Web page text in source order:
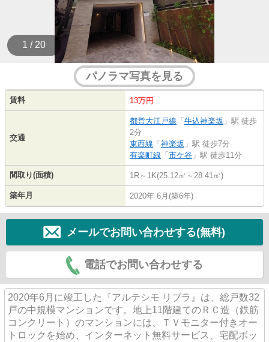
1 / 20
パノラマ写真を見る
賃料 13万円
交通
都営大江戸線 「 牛込神楽坂 」駅 徒歩
2分
東西線 「 神楽坂 」駅 徒歩7分
有楽町線 「 市ケ谷 」駅 徒歩11分
間取り(面積) 1R～1K(25.12㎡～28.41㎡)
築年月 2020年 6月(築6年)
メールでお問い合わせする(無料)
電話でお問い合わせする
2020年6月に竣工した『アルテシモ リブラ』は、総戸数32
戸の中規模マンションです。地上11階建てのＲＣ造（鉄筋
コンクリート）のマンションには、ＴＶモニター付きオー
トロックを始め、インターネット無料サービス、宅配ボッ